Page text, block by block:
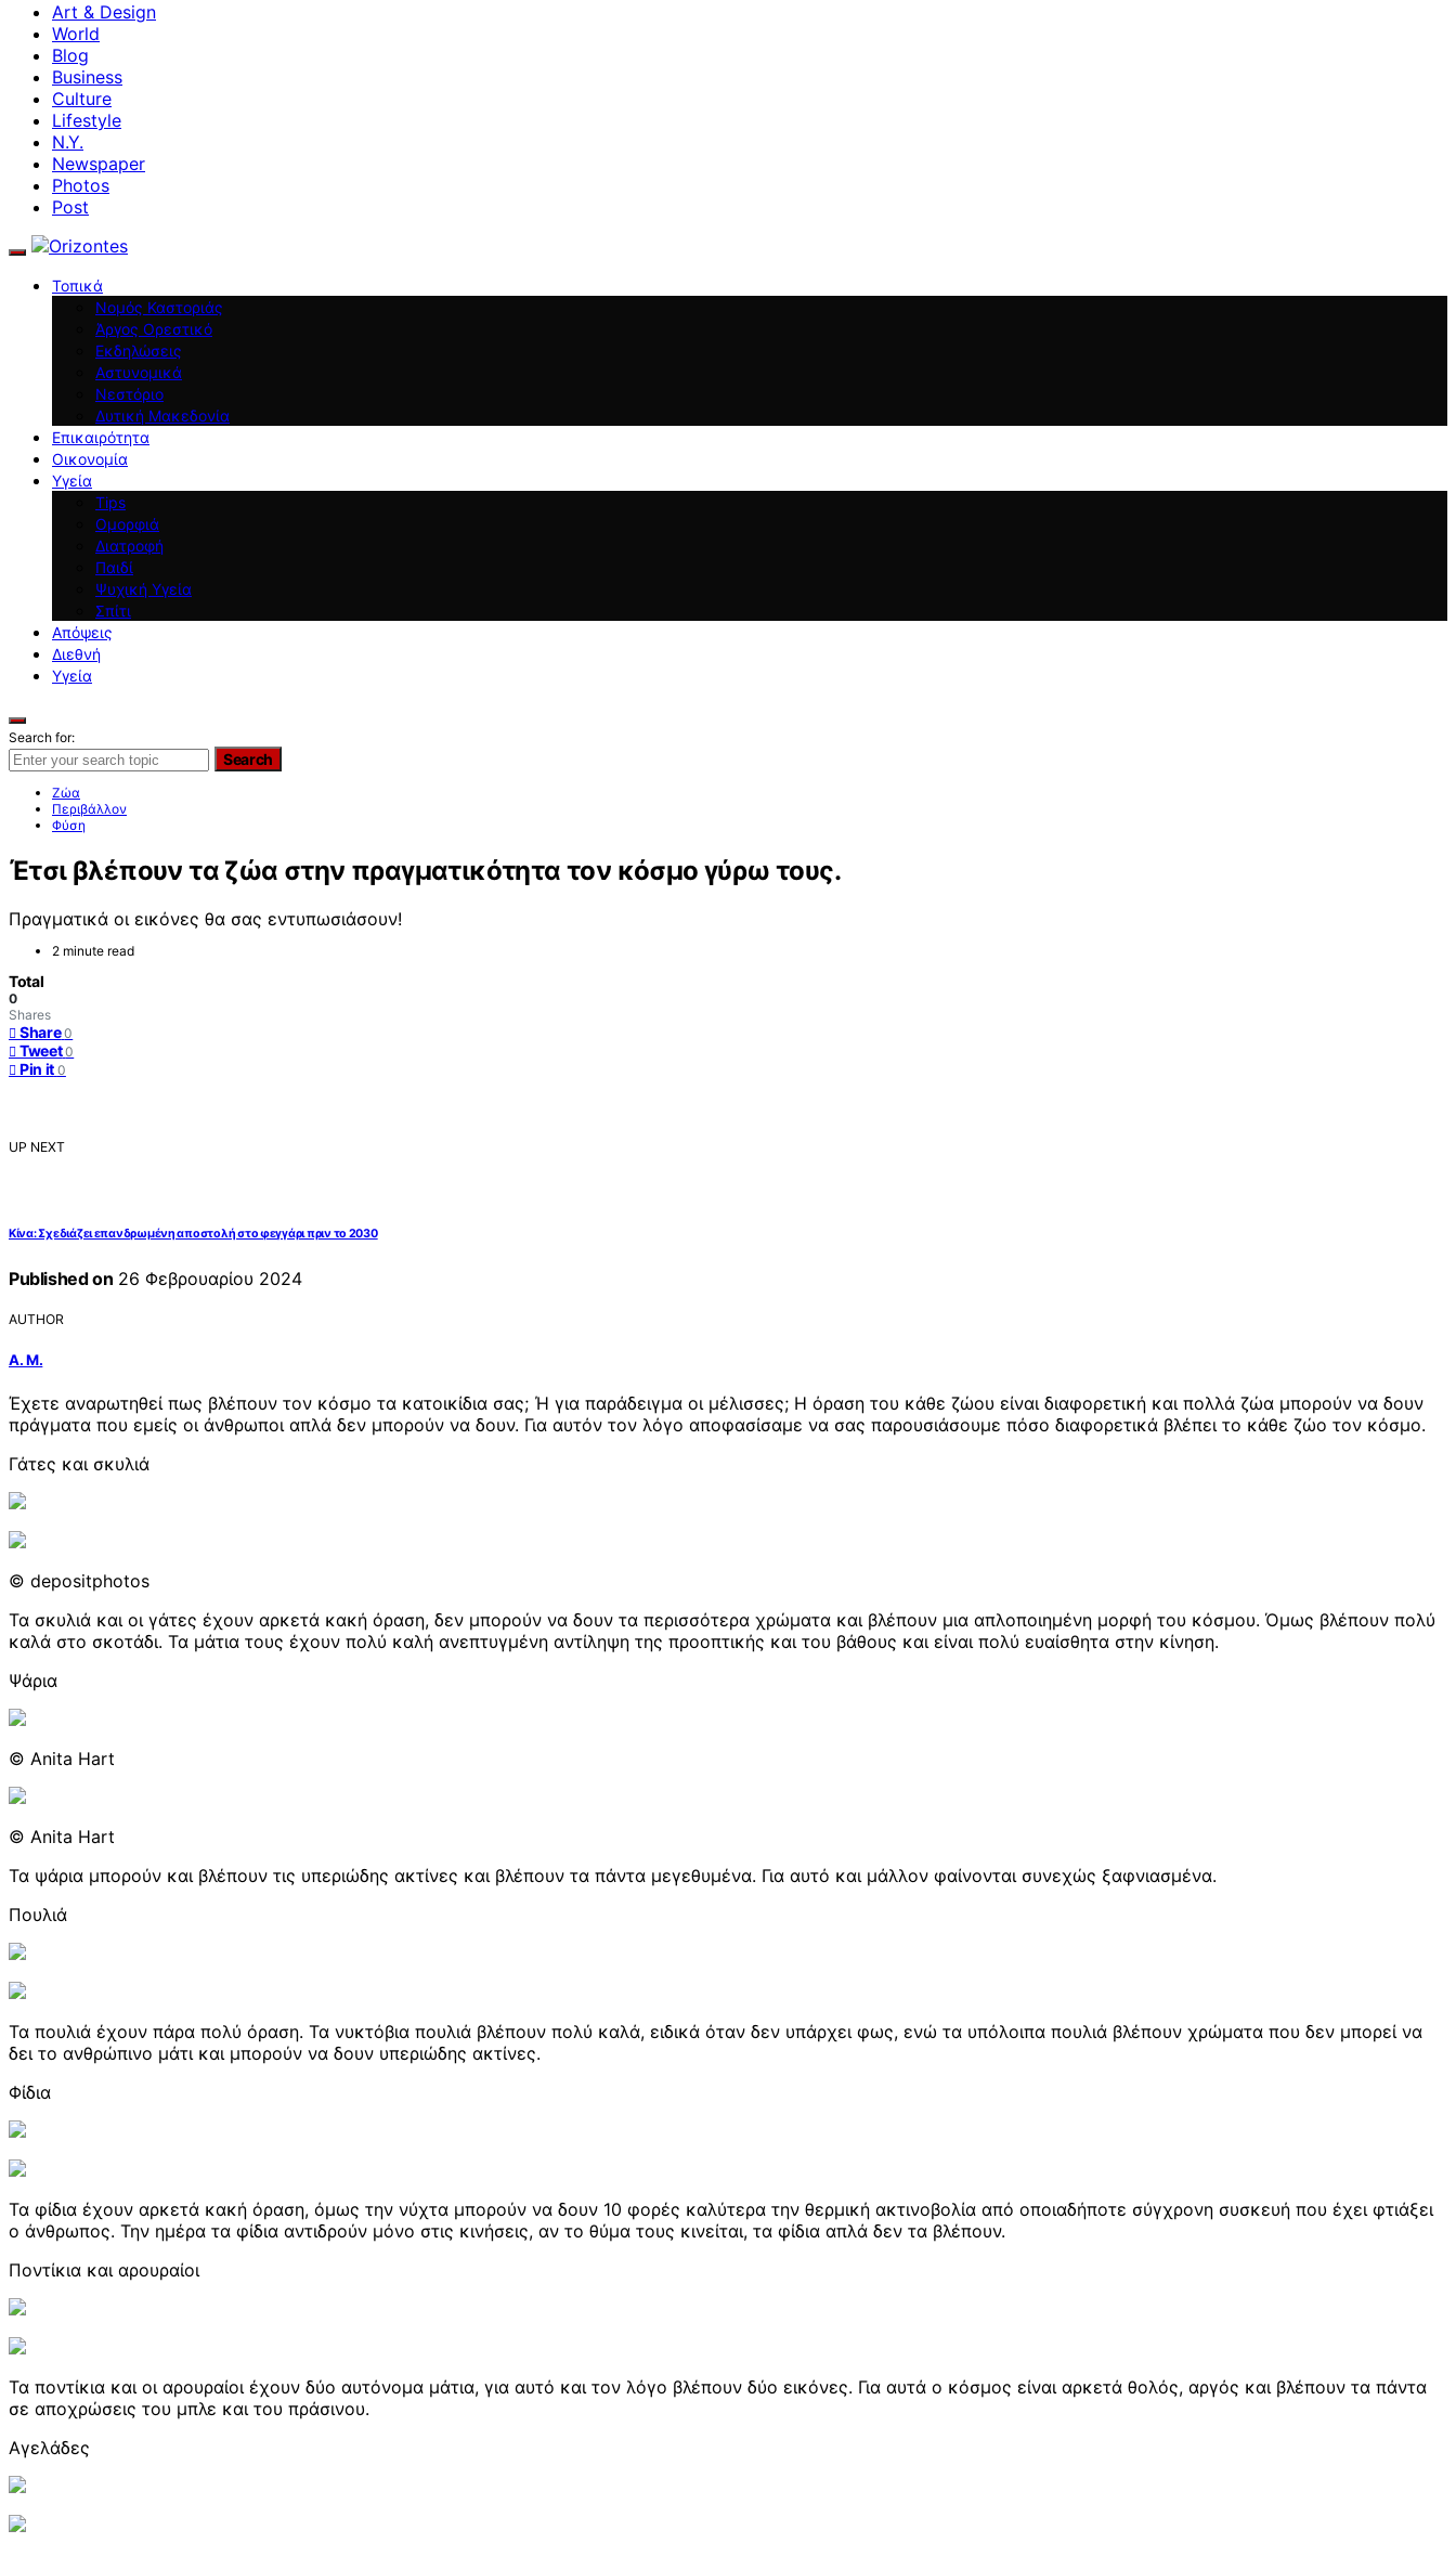
Art & Design
World
Blog
Business
Culture
Lifestyle
N.Y.
Newspaper
Photos
Post
Τοπικά
Νομός Καστοριάς
Άργος Ορεστικό
Εκδηλώσεις
Αστυνομικά
Νεστόριο
Δυτική Μακεδονία
Επικαιρότητα
Οικονομία
Υγεία
Tips
Ομορφιά
Διατροφή
Παιδί
Ψυχική Υγεία
Σπίτι
Απόψεις
Διεθνή
Υγεία
Search for:
Search
Ζώα
Περιβάλλον
Φύση
Έτσι βλέπουν τα ζώα στην πραγματικότητα τον κόσμο γύρω τους.
Πραγματικά οι εικόνες θα σας εντυπωσιάσουν!
2 minute read
Total
0
Shares
Share 0
Tweet 0
Pin it 0
UP NEXT
Κίνα: Σχεδιάζει επανδρωμένη αποστολή στο φεγγάρι πριν το 2030
Published on 26 Φεβρουαρίου 2024
AUTHOR
Α. Μ.
Έχετε αναρωτηθεί πως βλέπουν τον κόσμο τα κατοικίδια σας; Ή για παράδειγμα οι μέλισσες; Η όραση του κάθε ζώου είναι διαφορετική και πολλά ζώα μπορούν να δουν
πράγματα που εμείς οι άνθρωποι απλά δεν μπορούν να δουν. Για αυτόν τον λόγο αποφασίσαμε να σας παρουσιάσουμε πόσο διαφορετικά βλέπει το κάθε ζώο τον κόσμο.
Γάτες και σκυλιά
© depositphotos
Τα σκυλιά και οι γάτες έχουν αρκετά κακή όραση, δεν μπορούν να δουν τα περισσότερα χρώματα και βλέπουν μια απλοποιημένη μορφή του κόσμου. Όμως βλέπουν πολύ
καλά στο σκοτάδι. Τα μάτια τους έχουν πολύ καλή ανεπτυγμένη αντίληψη της προοπτικής και του βάθους και είναι πολύ ευαίσθητα στην κίνηση.
Ψάρια
© Anita Hart
© Anita Hart
Τα ψάρια μπορούν και βλέπουν τις υπεριώδης ακτίνες και βλέπουν τα πάντα μεγεθυμένα. Για αυτό και μάλλον φαίνονται συνεχώς ξαφνιασμένα.
Πουλιά
Τα πουλιά έχουν πάρα πολύ όραση. Τα νυκτόβια πουλιά βλέπουν πολύ καλά, ειδικά όταν δεν υπάρχει φως, ενώ τα υπόλοιπα πουλιά βλέπουν χρώματα που δεν μπορεί να
δει το ανθρώπινο μάτι και μπορούν να δουν υπεριώδης ακτίνες.
Φίδια
Τα φίδια έχουν αρκετά κακή όραση, όμως την νύχτα μπορούν να δουν 10 φορές καλύτερα την θερμική ακτινοβολία από οποιαδήποτε σύγχρονη συσκευή που έχει φτιάξει
ο άνθρωπος. Την ημέρα τα φίδια αντιδρούν μόνο στις κινήσεις, αν το θύμα τους κινείται, τα φίδια απλά δεν τα βλέπουν.
Ποντίκια και αρουραίοι
Τα ποντίκια και οι αρουραίοι έχουν δύο αυτόνομα μάτια, για αυτό και τον λόγο βλέπουν δύο εικόνες. Για αυτά ο κόσμος είναι αρκετά θολός, αργός και βλέπουν τα πάντα
σε αποχρώσεις του μπλε και του πράσινου.
Αγελάδες